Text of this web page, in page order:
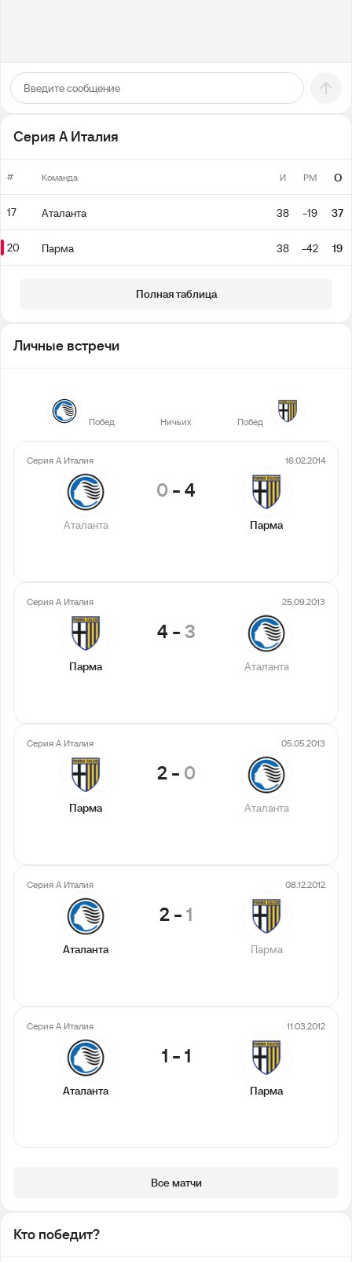
Серия А Италия
# Команда И РМ О
17 Аталанта 38 -19 37
20 Парма 38 -42 19
Полная таблица
Личные встречи
Побед Ничьих Побед
Серия А Италия 16.02.2014
Аталанта
0-4
Парма
Серия А Италия 25.09.2013
Парма
4 -3
Аталанта
Серия А Италия 05.05.2013
Парма
2 - 0
Аталанта
Серия А Италия 08.12.2012
Аталанта
2-1
Парма
Серия А Италия 11.03.2012
Аталанта
1 -1
Парма
Все матчи
Кто победит?